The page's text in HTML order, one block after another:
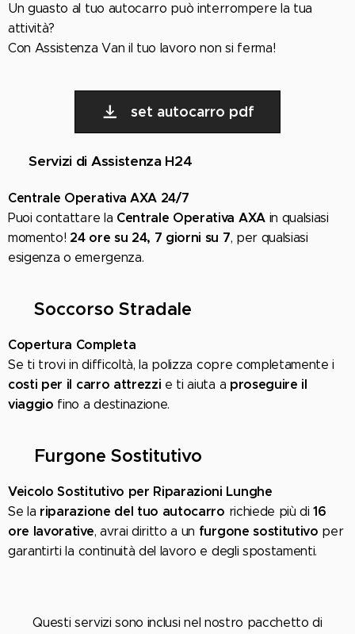
Unguasto al tuo autocarro può interrompere la tua
attività?
Con Assistenza Van il tuo lavoro non si ferma!
set autocarro pdf
🚗Servizi di Assistenza H24
Centrale Operativa AXA 24/7
Puoi contattare la Centrale Operativa AXAin qualsiasi
momento! 24 ore su 24, 7 giorni su 7, per qualsiasi
esigenza o emergenza.
Soccorso Stradale
Copertura Completa
Se ti trovi in difficoltà, la polizza copre completamente i
costi per il carro attrezzi e ti aiuta a proseguire il
viaggio fino a destinazione.
Furgone Sostitutivo
Veicolo Sostitutivo per Riparazioni Lunghe
Se la riparazione del tuo autocarro richiede più di16
ore lavorative, avrai diritto a un furgone sostitutivo per
garantirti la continuità del lavoro e degli spostamenti.
Questi servizi sono inclusi nel nostro pacchetto di